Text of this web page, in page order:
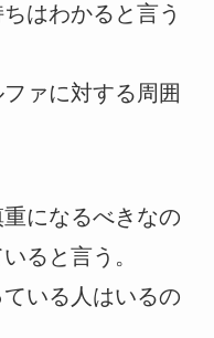
はわかると言う
ァに対する周囲
になるべきなの
ると言う。
いる人はいるの